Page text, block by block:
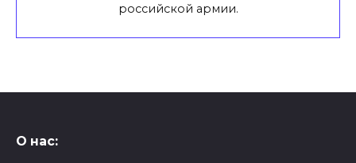
российской армии.
О нас: